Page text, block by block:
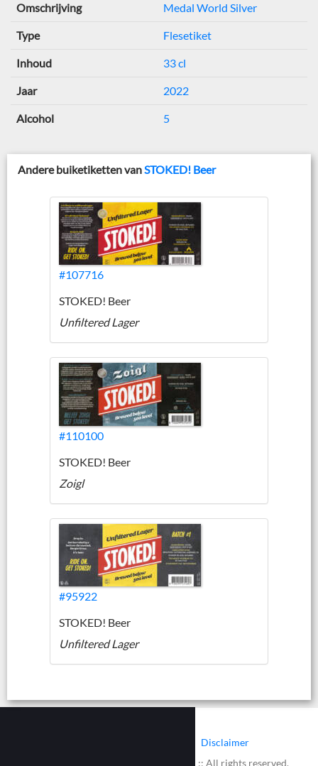
Omschrijving Medal World Silver
Type Flesetiket
Inhoud 33 cl
Jaar 2022
Alcohol 5
Andere buiketiketten vanSTOKED! Beer
#107716
STOKED! Beer
Unfiltered Lager
#110100
STOKED! Beer
Zoigl
#95922
STOKED! Beer
Unfiltered Lager
Disclaimer
© 2002 - 2026 :: www.bieretiketten.nl :: All rights reserved.